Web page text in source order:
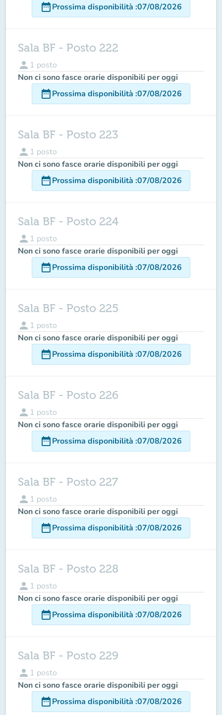
date_rangeProssima disponibilità :07/08/2026
Sala BF - Posto 222
person 1 posto
Non ci sono fasce orarie disponibili per oggi
date_rangeProssima disponibilità :07/08/2026
Sala BF - Posto 223
person 1 posto
Non ci sono fasce orarie disponibili per oggi
date_rangeProssima disponibilità :07/08/2026
Sala BF - Posto 224
person 1 posto
Non ci sono fasce orarie disponibili per oggi
date_rangeProssima disponibilità :07/08/2026
Sala BF - Posto 225
person 1 posto
Non ci sono fasce orarie disponibili per oggi
date_rangeProssima disponibilità :07/08/2026
Sala BF - Posto 226
person 1 posto
Non ci sono fasce orarie disponibili per oggi
date_rangeProssima disponibilità :07/08/2026
Sala BF - Posto 227
person 1 posto
Non ci sono fasce orarie disponibili per oggi
date_rangeProssima disponibilità :07/08/2026
Sala BF - Posto 228
person 1 posto
Non ci sono fasce orarie disponibili per oggi
date_rangeProssima disponibilità :07/08/2026
Sala BF - Posto 229
person 1 posto
Non ci sono fasce orarie disponibili per oggi
date_rangeProssima disponibilità :07/08/2026